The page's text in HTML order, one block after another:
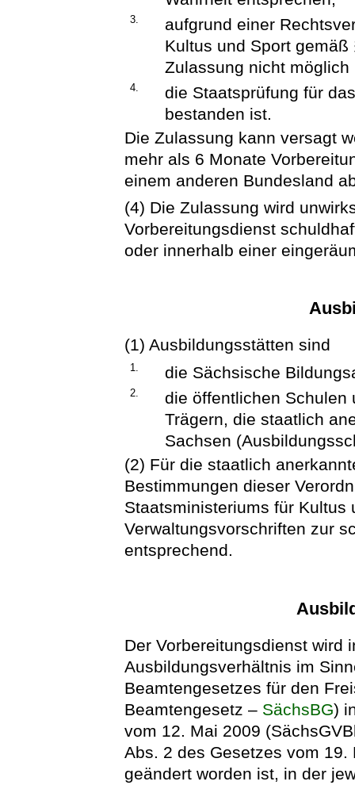
3.
aufgrund einer
Kultus und Sport
Zulassung nicht möglich
4.
die Staatsprüfung für
bestanden ist.
Die Zulassung kann versagt
mehr als 6 Monate
einem anderen Bundesland
(4) Die Zulassung wird
Vorbereitungsdienst
oder innerhalb einer
(1) Ausbildungsstätten sind
1. die Sächsische
2.
die öffentlichen Schulen
Trägern, die staatlich
Sachsen
(2) Für die staatlich
Bestimmungen dieser
Staatsministeriums für Kultus
Verwaltungsvorschriften zur
entsprechend.
Der Vorbereitungsdienst wird
Ausbildungsverhältnis im
Beamtengesetzes für den
Beamtengesetz – SächsBG)
vom 12. Mai 2009
Abs. 2 des Gesetzes vom
geändert worden ist, in der